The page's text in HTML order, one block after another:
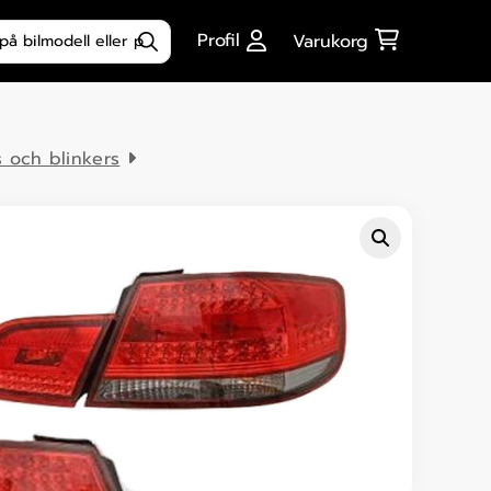
Profil Varukorg
och blinkers